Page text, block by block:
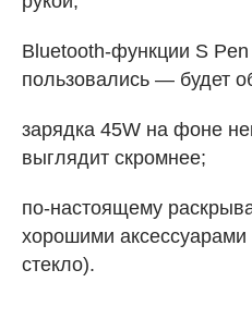
Bluetooth-функции S
пользовались — будет
зарядка 45W на фоне
выглядит скромнее;
по-настоящему
хорошими аксессуарами
стекло).